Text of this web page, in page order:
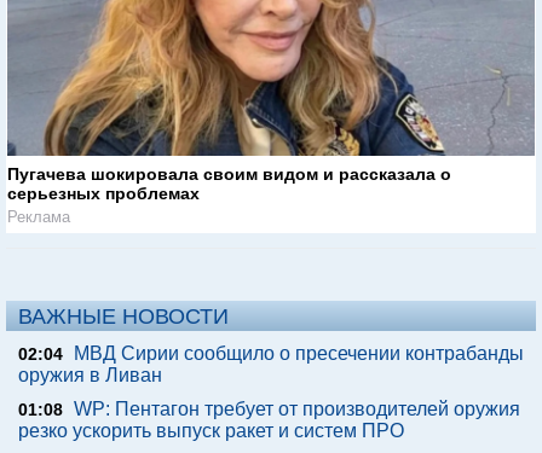
Пугачева шокировала своим видом и рассказала о
серьезных проблемах
Реклама
ВАЖНЫЕ НОВОСТИ
02:04
МВД Сирии сообщило о пресечении контрабанды
оружия в Ливан
01:08 WP: Пентагон требует от производителей оружия
резко ускорить выпуск ракет и систем ПРО